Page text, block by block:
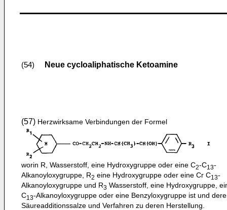
(54) Neue cycloaliphatische Ketoamine
(57) Herzwirksame Verbindungen der Formel
worin R, Wasserstoff, eine Hydroxygruppe oder eine C2-C13-
Alkanoyloxygruppe, R2 eine Hydroxygruppe oder eine Cr C13-
Alkanoyloxygruppe und R3 Wasserstoff, eine Hydroxygruppe,
C13-Alkanoyloxygruppe oder eine Benzyloxygruppe ist und
Säureadditionssalze und Verfahren zu deren Herstellung.